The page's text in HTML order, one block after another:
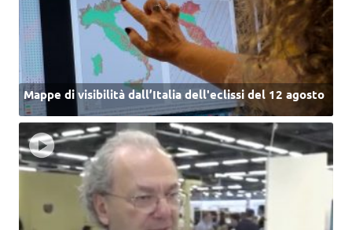
Mappe di visibilità dall’Italia dell'eclissi del 12 agosto